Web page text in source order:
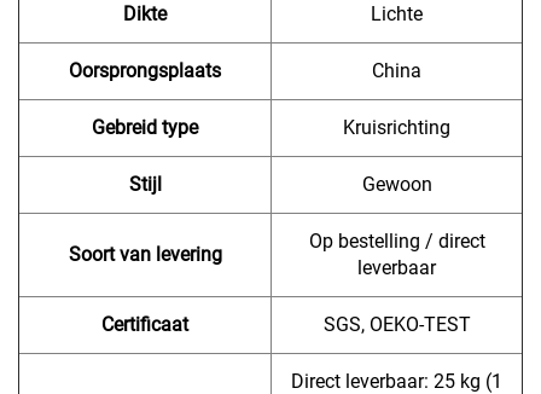
Dikte Lichte
Oorsprongsplaats China
Gebreid type Kruisrichting
Stijl Gewoon
Soort van levering
Op bestelling / direct
leverbaar
Certificaat SGS, OEKO-TEST
Direct leverbaar: 25 kg (1